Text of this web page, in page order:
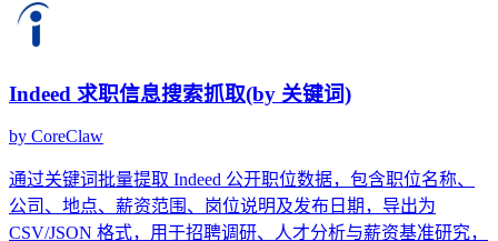
Indeed 求职信息搜索抓取(by 关键词)
by CoreClaw
通过关键词批量提取 Indeed 公开职位数据，包含职位名称、
公司、地点、薪资范围、岗位说明及发布日期，导出为
CSV/JSON 格式，用于招聘调研、人才分析与薪资基准研究，